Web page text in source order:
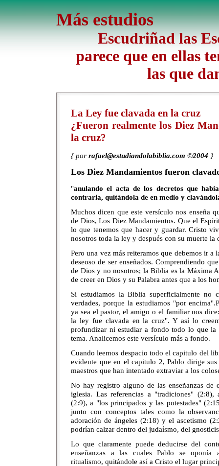
Más estudios
Escudriñad las
parece que en ellas
las que
La Ley fue clavada en la cruz
¿Fueron realmente los Diez
la cruz?
{ por rafael@estudiandolabiblia.com ©2004 }
Los Diez Mandamientos fueron
"anulando el acta de los decretos que
contraria, quitándola de en medio y
Muchos dicen que este versículo nos enseña
de Dios, Los Diez Mandamientos. Que el
lo que tenemos que hacer y guardar. Cristo
nosotros toda la ley y después con su muerte la
Pero una vez más reiteramos que debemos ir
deseoso de ser enseñados. Comprendiendo
de Dios y no nosotros; la Biblia es la Máxima
de creer en Dios y su Palabra antes que a los
Si estudiamos la Biblia superficialmente no
verdades, porque la estudiamos "por
ya sea el pastor, el amigo o el familiar nos
la ley fue clavada en la cruz". Y así lo
profundizar ni estudiar a fondo todo lo que la
tema. Analicemos este versículo más a fondo.
Cuando leemos despacio todo el capitulo del
evidente que en el capitulo 2, Pablo dirige
maestros que han intentado extraviar a los
No hay registro alguno de las enseñanzas de
iglesia. Las referencias a "tradiciones"
(2:9), a "los principados y las potestades"
junto con conceptos tales como la
adoración de ángeles (2:18) y el ascetismo
podrían calzar dentro del judaísmo, del
Lo que claramente puede deducirse del
enseñanzas a las cuales Pablo se oponía
ritualismo, quitándole así a Cristo el lugar